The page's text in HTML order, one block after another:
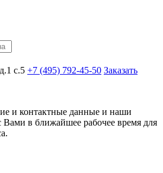
c.5 +7 (495) 792-45-50 Заказать
и контактные данные и наши
Вами в ближайшее рабочее время для